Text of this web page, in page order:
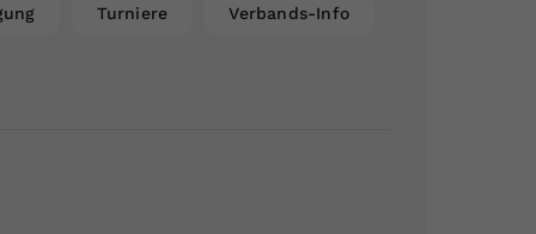
Turniere Verbands-Info